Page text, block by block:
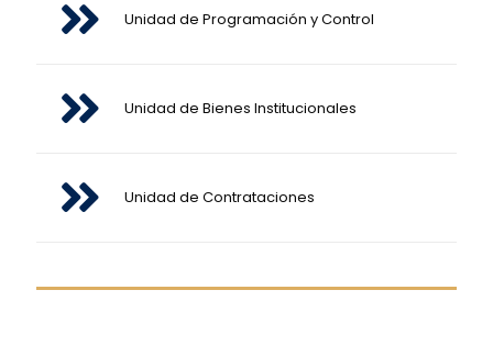
Unidad de Programación y Control
Unidad de Bienes Institucionales
Unidad de Contrataciones